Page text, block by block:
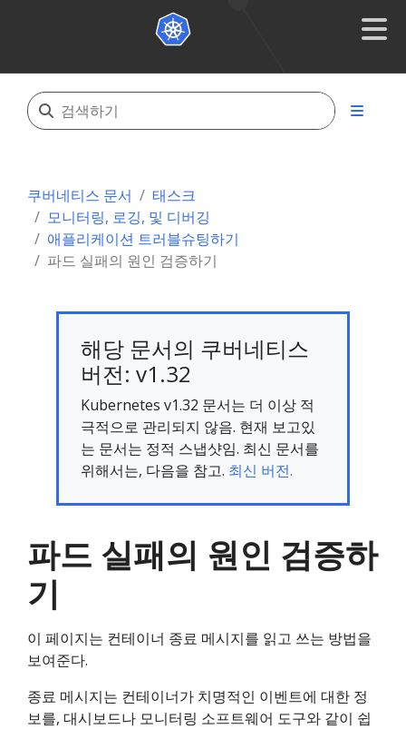
쿠버네티스 문서
태스크
모니터링, 로깅, 및 디버깅
애플리케이션 트러블슈팅하기
파드 실패의 원인 검증하기
해당 문서의 쿠버네티스
버전: v1.32
Kubernetes v1.32 문서는 더 이상 적
극적으로 관리되지 않음. 현재 보고있
는 문서는 정적 스냅샷임. 최신 문서를
위해서는, 다음을 참고. 최신 버전.
파드 실패의 원인 검증하
기
이 페이지는 컨테이너 종료 메시지를 읽고 쓰는 방법을
보여준다.
종료 메시지는 컨테이너가 치명적인 이벤트에 대한 정
보를, 대시보드나 모니터링 소프트웨어 도구와 같이 쉽